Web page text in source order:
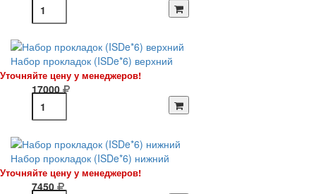
Набор прокладок (ISDe*6) верхний
Уточняйте цену у менеджеров!
17000
Набор прокладок (ISDe*6) нижний
Уточняйте цену у менеджеров!
7450